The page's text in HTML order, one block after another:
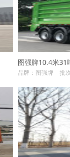
图强牌10.4米31
品牌：图强牌 批